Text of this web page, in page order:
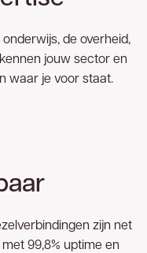
de overheid,
jouw sector en
waar je voor staat.
zijn net
99,8% uptime en